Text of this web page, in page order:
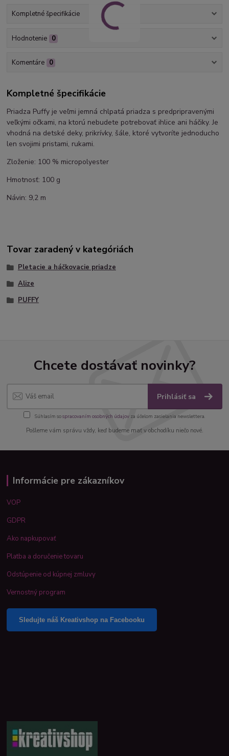
Kompletné špecifikácie
Hodnotenie 0
Komentáre 0
Kompletné špecifikácie
Priadza Puffy je veľmi jemná chlpatá priadza s predpripravenými
veľkými očkami, na ktorú nebudete potrebovať ihlice ani háčiky. Je
vhodná na detské deky, prikrívky, šále, ktoré vytvoríte jednoducho
len svojimi pristami, rukami.
Zloženie: 100 % micropolyester
Hmotnosť: 100 g
Návin: 9,2 m
Tovar zaradený v kategóriách
Pletacie a háčkovacie priadze
Alize
PUFFY
Chcete dostávať novinky?
Prihlásiť sa
Súhlasím sospracovaním osobných údajov za účelom zasielania newslettera.
Pošleme vám správu vždy, keď budeme mať v obchodíku niečo nové.
Informácie pre zákazníkov
VOP
GDPR
Ako napkupovať
Platba a doručenie tovaru
Odstúpenie od kúpnej zmluvy
Vernostný program
Sledujte náš Kreativshop na Facebooku